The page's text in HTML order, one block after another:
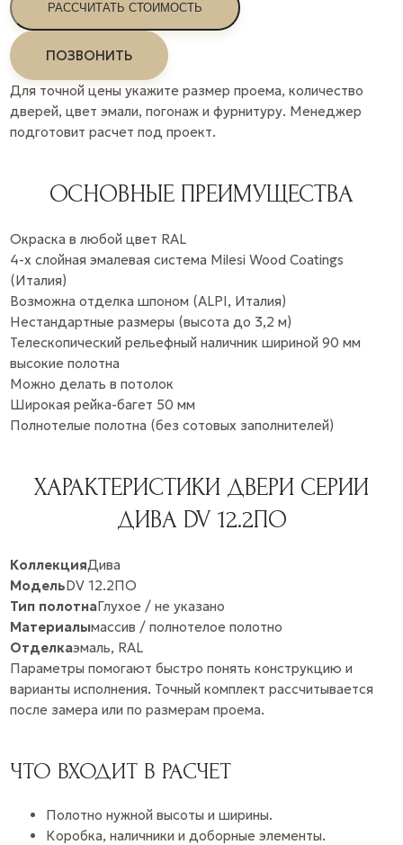
РАССЧИТАТЬ СТОИМОСТЬ
ПОЗВОНИТЬ
Для точной цены укажите размер проема, количество
дверей, цвет эмали, погонаж и фурнитуру. Менеджер
подготовит расчет под проект.
ОСНОВНЫЕ ПРЕИМУЩЕСТВА
Окраска в любой цвет RAL
4-х слойная эмалевая система Milesi Wood Coatings
(Италия)
Возможна отделка шпоном (ALPI, Италия)
Нестандартные размеры (высота до 3,2 м)
Телескопический рельефный наличник шириной 90 мм
высокие полотна
Можно делать в потолок
Широкая рейка-багет 50 мм
Полнотелые полотна (без сотовых заполнителей)
ХАРАКТЕРИСТИКИ ДВЕРИ СЕРИИ
ДИВА DV 12.2ПО
КоллекцияДива
МодельDV 12.2ПО
Тип полотнаГлухое / не указано
Материалымассив / полнотелое полотно
Отделкаэмаль, RAL
Параметры помогают быстро понять конструкцию и
варианты исполнения. Точный комплект рассчитывается
после замера или по размерам проема.
ЧТО ВХОДИТ В РАСЧЕТ
Полотно нужной высоты и ширины.
Коробка, наличники и доборные элементы.